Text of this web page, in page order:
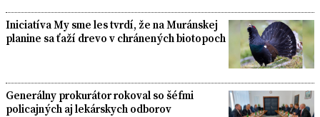
Iniciatíva My sme les tvrdí, že na Muránskej
planine sa ťaží drevo v chránených biotopoch
Generálny prokurátor rokoval so šéfmi
policajných aj lekárskych odborov